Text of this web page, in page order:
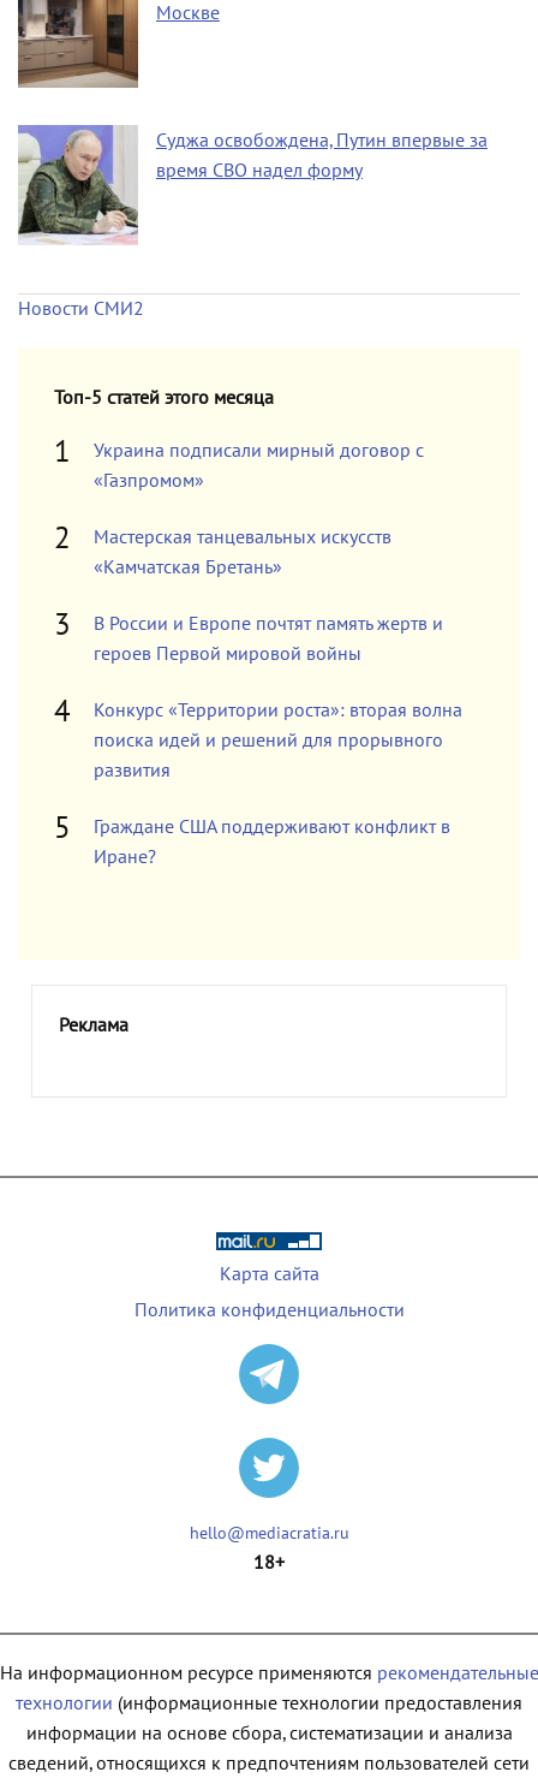
Москве
Суджа освобождена, Путин впервые за
время СВО надел форму
Новости СМИ2
Топ-5 статей этого месяца
Украина подписали мирный договор с
«Газпромом»
Мастерская танцевальных искусств
«Камчатская Бретань»
В России и Европе почтят память жертв и
героев Первой мировой войны
Конкурс «Территории роста»: вторая волна
поиска идей и решений для прорывного
развития
Граждане США поддерживают конфликт в
Иране?
Реклама
Карта сайта
Политика конфиденциальности
hello@mediacratia.ru
18+
На информационном ресурсе применяются рекомендательные
технологии (информационные технологии предоставления
информации на основе сбора, систематизации и анализа
сведений, относящихся к предпочтениям пользователей сети